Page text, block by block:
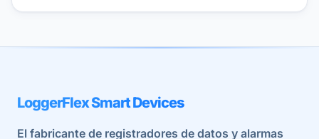
LoggerFlex Smart Devices
El fabricante de registradores de datos y alarmas